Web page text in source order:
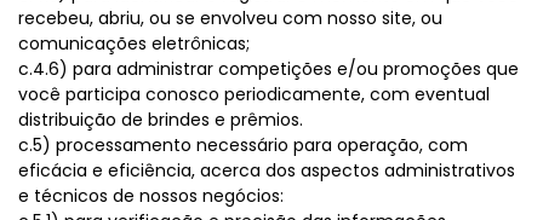
recebeu, abriu, ou se envolveu com nosso site, ou
comunicações eletrônicas;
c.4.6) para administrar competições e/ou promoções que
você participa conosco periodicamente, com eventual
distribuição de brindes e prêmios.
c.5) processamento necessário para operação, com
eficácia e eficiência, acerca dos aspectos administrativos
e técnicos de nossos negócios: